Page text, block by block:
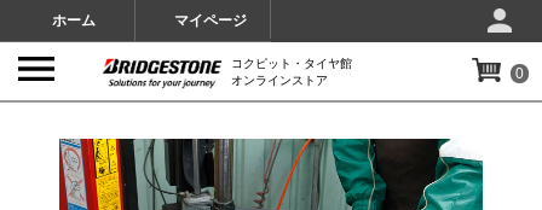
ホーム マイページ
コクピット・タイヤ館
オンラインストア
0